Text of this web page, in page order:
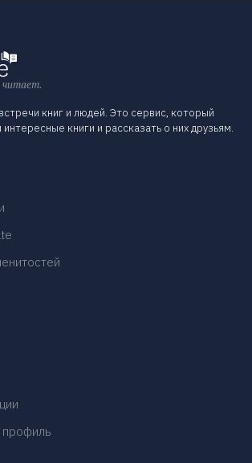
читает.
книг и людей. Это сервис, который
книги и рассказать о них друзьям.